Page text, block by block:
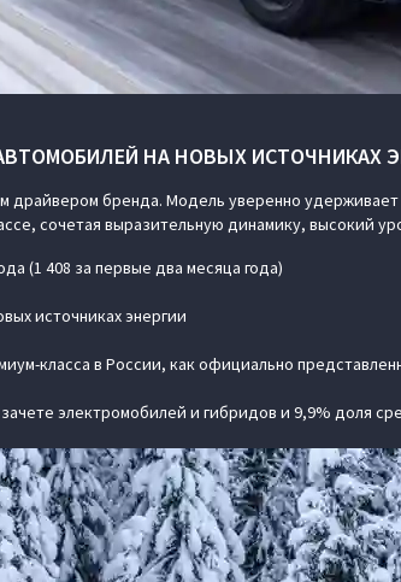
НА НОВЫХ ИСТОЧНИКАХ
драйвером бренда. Модель уверенно
сочетая выразительную динамику, высокий
(1 408 за первые два месяца года)
источниках энергии
класса в России, как официально
электромобилей и гибридов и 9,9% доля